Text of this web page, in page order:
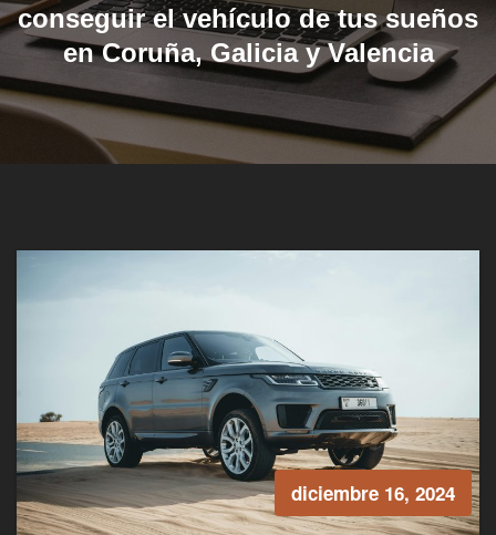
conseguir el vehículo de tus sueños
en Coruña, Galicia y Valencia
diciembre 16, 2024